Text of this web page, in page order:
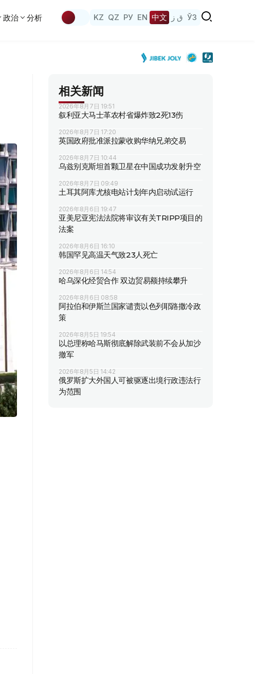
政治 分析 KZ QZ РУ EN 中文 ق ز ЎЗ
相关新闻
2026年8月7日 19:51
叙利亚大马士革农村省爆炸致2死13伤
2026年8月7日 17:20
英国政府批准派拉蒙收购华纳兄弟交易
2026年8月7日 10:44
乌兹别克斯坦首颗卫星在中国成功发射升空
2026年8月7日 09:49
土耳其阿库尤核电站计划年内启动试运行
2026年8月6日 19:47
亚美尼亚宪法法院将审议有关TRIPP项目的
法案
2026年8月6日 16:10
韩国罕见高温天气致23人死亡
2026年8月6日 14:54
哈乌深化经贸合作 双边贸易额持续攀升
2026年8月6日 08:58
阿拉伯和伊斯兰国家谴责以色列耶路撒冷政
策
2026年8月5日 19:54
以总理称哈马斯彻底解除武装前不会从加沙
撤军
2026年8月5日 14:42
俄罗斯扩大外国人可被驱逐出境行政违法行
为范围